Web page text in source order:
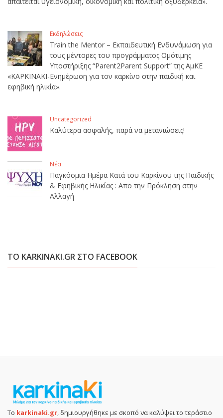
Εκδηλώσεις
Train the Mentor – Εκπαιδευτική Ενδυνάμωση για
τους μέντορες του προγράμματος Ομότιμης
Υποστήριξης “Parent2Parent Support” της ΑμΚΕ
«ΚΑΡΚΙΝΑΚΙ-Ενημέρωση για τον καρκίνο στην παιδική και
εφηβική ηλικία».
Uncategorized
Καλύτερα ασφαλής, παρά να μετανιώσεις!
Νέα
Παγκόσμια Ημέρα Κατά του Καρκίνου της Παιδικής
& Εφηβικής Ηλικίας : Απο την Πρόκληση στην
Αλλαγή
ΤΟ KARKINAKI.GR ΣΤΟ FACEBOOK
Το karkinaki.gr, δημιουργήθηκε με σκοπό να καλύψει το τεράστιο